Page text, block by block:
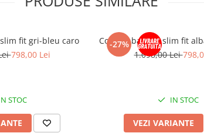
fit gri-bleu caro
798,00 Lei
STOC
-27%
Costum barbati slim fit
1.098,00 Lei
IN STOC
VEZI VARIANTE